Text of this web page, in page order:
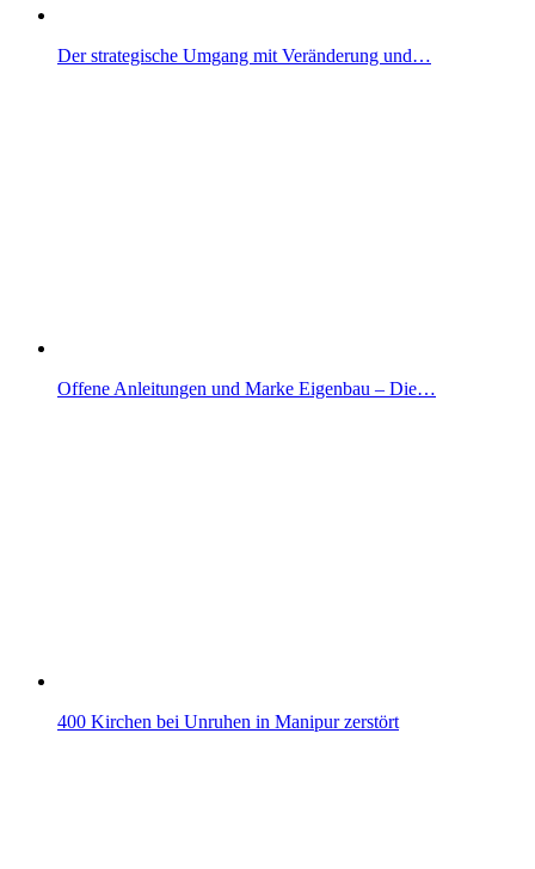
Der strategische Umgang mit Veränderung und…
Offene Anleitungen und Marke Eigenbau – Die…
400 Kirchen bei Unruhen in Manipur zerstört